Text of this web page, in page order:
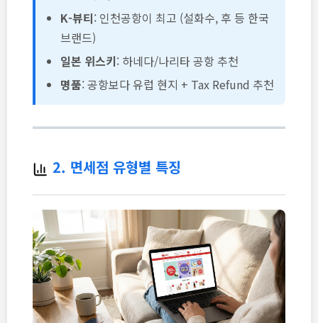
K-뷰티: 인천공항이 최고 (설화수, 후 등 한국
브랜드)
일본 위스키: 하네다/나리타 공항 추천
명품: 공항보다 유럽 현지 + Tax Refund 추천
2. 면세점 유형별 특징